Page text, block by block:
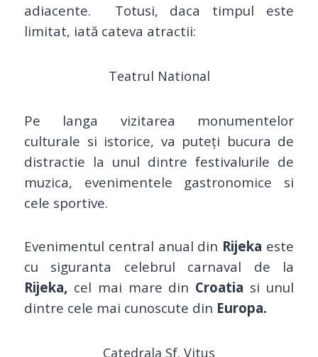
adiacente. Totusi, daca timpul este
limitat, iată cateva atractii:
Teatrul National
Pe langa vizitarea monumentelor
culturale si istorice, va puteți bucura de
distractie la unul dintre festivalurile de
muzica, evenimentele gastronomice si
cele sportive.
Evenimentul central anual din Rijeka este
cu siguranta celebrul carnaval de la
Rijeka, cel mai mare din Croatia si unul
dintre cele mai cunoscute din Europa.
Catedrala Sf. Vitus